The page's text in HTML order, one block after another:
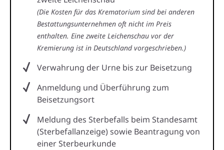
(Die Kosten für das Krematorium sind bei anderen
Bestattungsunternehmen oft nicht im Preis
enthalten. Eine zweite Leichenschau vor der
Kremierung ist in Deutschland vorgeschrieben.)
Verwahrung der Urne bis zur Beisetzung
Anmeldung und Überführung zum
Beisetzungsort
Meldung des Sterbefalls beim Standesamt
(Sterbefallanzeige) sowie Beantragung von
einer Sterbeurkunde